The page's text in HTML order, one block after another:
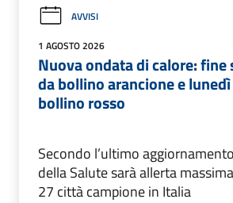
AVVISI
1 AGOSTO 2026
Nuova ondata di calore:
da bollino arancione e
bollino rosso
Secondo l’ultimo
della Salute sarà allerta
27 città campione in Italia